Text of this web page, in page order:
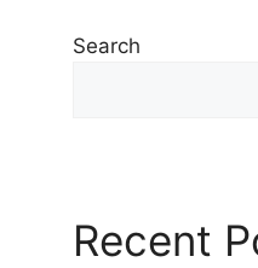
Search
Recent